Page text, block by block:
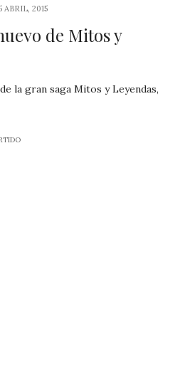
ABRIL, 2015
de Mitos y
la gran saga Mitos y Leyendas,